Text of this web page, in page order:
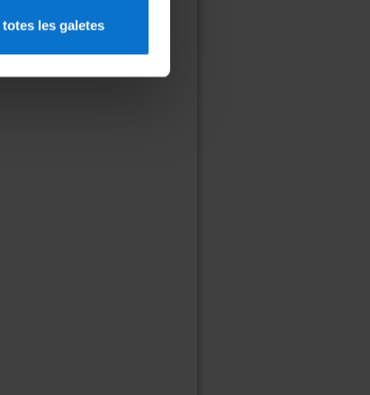
les galetes
de 30 entitats, entre